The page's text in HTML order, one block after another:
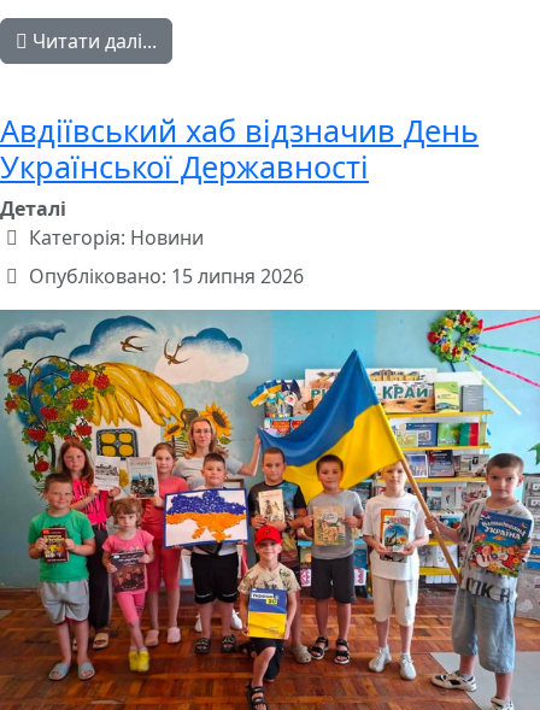
Читати далі...
Авдіївський хаб відзначив День
Української Державності
Деталі
Категорія: Новини
Опубліковано: 15 липня 2026